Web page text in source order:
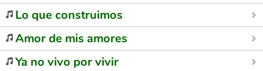
Lo que construimos
Amor de mis amores
Ya no vivo por vivir